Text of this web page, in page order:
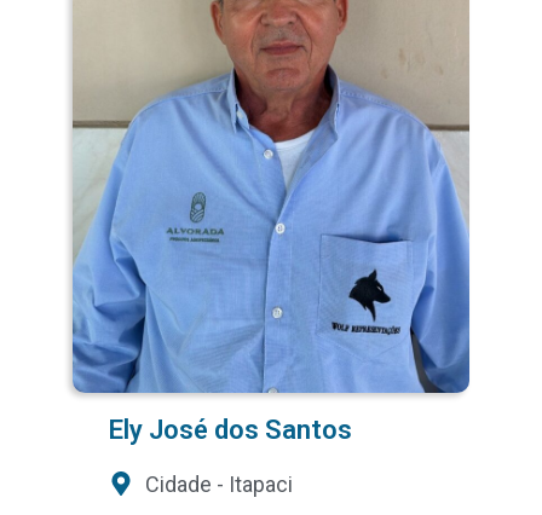
Ely José dos Santos
Cidade - Itapaci